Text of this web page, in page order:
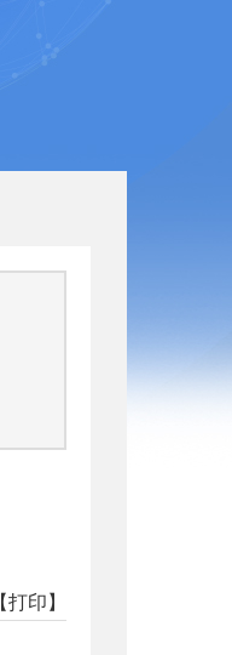
【打印】